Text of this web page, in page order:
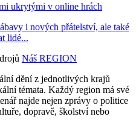
ukrytými v online hrách
i nových přátelství, ale také
lidé...
Náš REGION
dění z jednotlivých krajů
témata. Každý region má své
najde nejen zprávy o politice
dopravě, školství nebo